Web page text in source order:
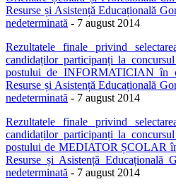
Resurse și Asistență Educațională
nedeterminată - 7 august 2014
Rezultatele finale privind
candidaților participanți la
postului de INFORMATICIAN în
Resurse și Asistență Educațională
nedeterminată - 7 august 2014
Rezultatele finale privind
candidaților participanți la
postului de MEDIATOR ȘCOLAR
Resurse și Asistență
nedeterminată - 7 august 2014